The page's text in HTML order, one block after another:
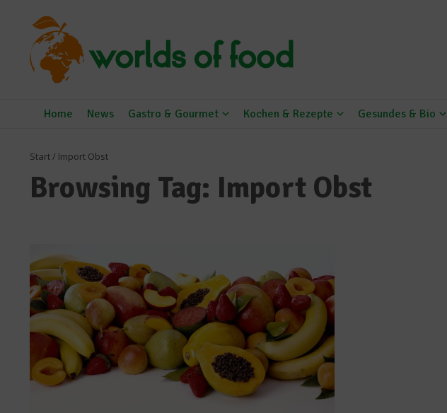
Home News Gastro & Gourmet Kochen & Rezepte Gesundes & Bio
Start/ Import Obst
Browsing Tag: Import Obst